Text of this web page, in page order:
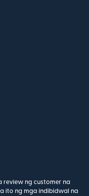
review ng customer na
ito ng mga indibidwal na